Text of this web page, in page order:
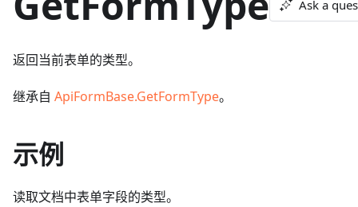
Ask a
返回当前表单的类型。
继承自 ApiFormBase.GetFormType。
示例
读取文档中表单字段的类型。